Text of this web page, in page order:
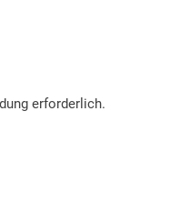
erforderlich.